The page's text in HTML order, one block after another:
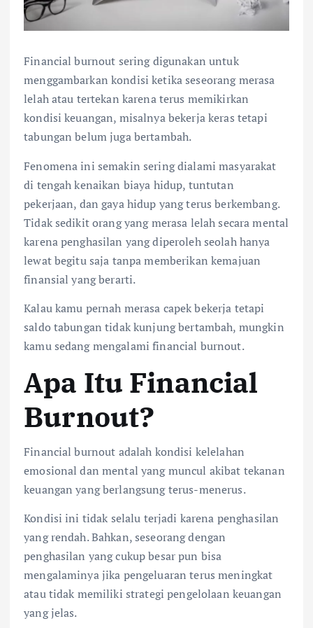
Financial burnout sering digunakan untuk
menggambarkan kondisi ketika seseorang merasa
lelah atau tertekan karena terus memikirkan
kondisi keuangan, misalnya bekerja keras tetapi
tabungan belum juga bertambah.
Fenomena ini semakin sering dialami masyarakat
di tengah kenaikan biaya hidup, tuntutan
pekerjaan, dan gaya hidup yang terus berkembang.
Tidak sedikit orang yang merasa lelah secara mental
karena penghasilan yang diperoleh seolah hanya
lewat begitu saja tanpa memberikan kemajuan
finansial yang berarti.
Kalau kamu pernah merasa capek bekerja tetapi
saldo tabungan tidak kunjung bertambah, mungkin
kamu sedang mengalami financial burnout.
Apa Itu Financial
Burnout?
Financial burnout adalah kondisi kelelahan
emosional dan mental yang muncul akibat tekanan
keuangan yang berlangsung terus-menerus.
Kondisi ini tidak selalu terjadi karena penghasilan
yang rendah. Bahkan, seseorang dengan
penghasilan yang cukup besar pun bisa
mengalaminya jika pengeluaran terus meningkat
atau tidak memiliki strategi pengelolaan keuangan
yang jelas.